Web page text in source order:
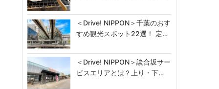
＜Drive! NIPPON＞千葉のおす
すめ観光スポット22選！ 定…
＜Drive! NIPPON＞談合坂サー
ビスエリアとは？上り・下…